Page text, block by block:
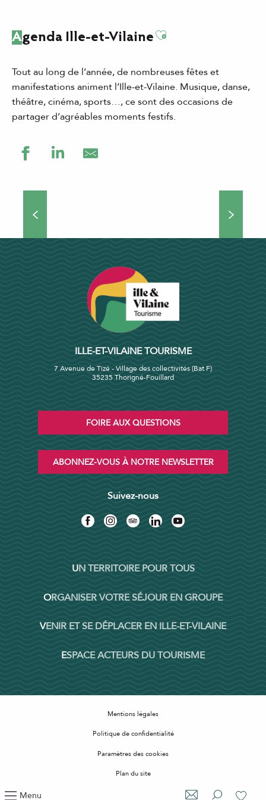
Menu
Agenda Ille-et-VilaineAjouter aux
Tout au long de l’année, de nombreuses fêtes et
manifestations animent l’Ille-et-Vilaine. Musique, danse,
théâtre, cinéma, sports…, ce sont des occasions de
partager d’agréables moments festifs.
Théâtre de rue, concerts, manifestations culturelles et
sportives… Si vous choisissez de venir séjourner en Ille-
DÉCOUVRIR
ILLE-ET-VILAINE TOURISME
7 Avenue de Tizé - Village des collectivités (Bat F)
35235 Thorigné-Fouillard
FOIRE AUX QUESTIONS
ABONNEZ-VOUS À NOTRE NEWSLETTER
Suivez-nous
UN TERRITOIRE POUR TOUS
ORGANISER VOTRE SÉJOUR EN GROUPE
VENIR ET SE DÉPLACER EN ILLE-ET-VILAINE
ESPACE ACTEURS DU TOURISME
Mentions légales
Politique de confidentialité
Paramètres des cookies
Plan du site